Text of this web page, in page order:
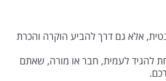
אלא גם דרך להביע הוקרה והכרת
להגיד לעמית, חבר או מורה, שאתם